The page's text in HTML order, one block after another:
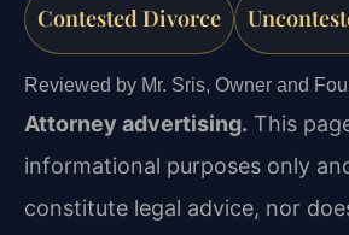
Contested Divorce
Reviewed by Mr. Sris, Owner and
Attorney advertising. This
informational purposes only
constitute legal advice, nor